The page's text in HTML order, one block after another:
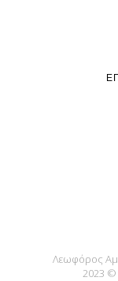
Λεωφόρος
2023 ©